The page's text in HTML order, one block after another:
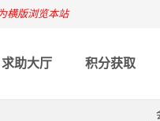
横版浏览本站
求助大厅 积分获取